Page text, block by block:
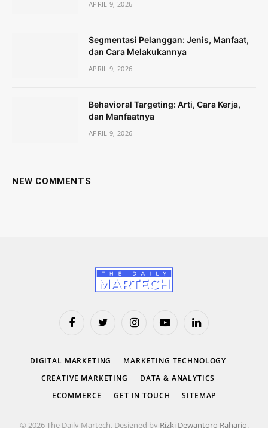
APRIL 9, 2026
Segmentasi Pelanggan: Jenis, Manfaat,
dan Cara Melakukannya
APRIL 9, 2026
Behavioral Targeting: Arti, Cara Kerja,
dan Manfaatnya
APRIL 9, 2026
NEW COMMENTS
FacebookTwitter InstagramYouTubeLinkedIn
DIGITAL MARKETING
MARKETING TECHNOLOGY
CREATIVE MARKETING
DATA & ANALYTICS
ECOMMERCE
GET IN TOUCH SITEMAP
© 2026 The Daily Martech. Designed by Rizki Dewantoro Raharjo.